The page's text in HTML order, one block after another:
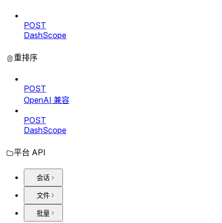
POST
DashScope
重排序
POST
OpenAI 兼容
POST
DashScope
平台 API
会话
文件
批量